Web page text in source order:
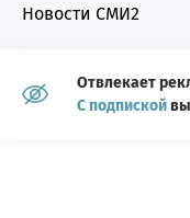
Новости СМИ2
Отвлекает
С подпиской